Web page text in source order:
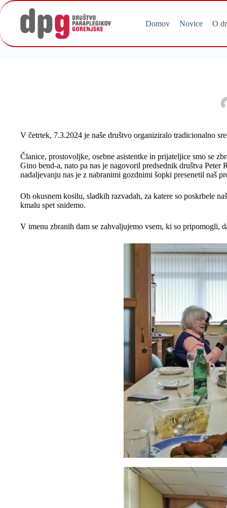
Skip
to
Domov Novice O
V četrtek, 7.3.2024 je naše društvo organiziralo tradicionalno
Članice, prostovoljke, osebne asistentke in prijateljice smo se
Gino bend-a, nato pa nas je nagovoril predsednik društva
nadaljevanju nas je z nabranimi gozdnimi šopki presenetil naš
Ob okusnem kosilu, sladkih razvadah, za katere so poskrbele
kmalu spet snidemo.
V imenu zbranih dam se zahvaljujemo vsem, ki so pripomogli,